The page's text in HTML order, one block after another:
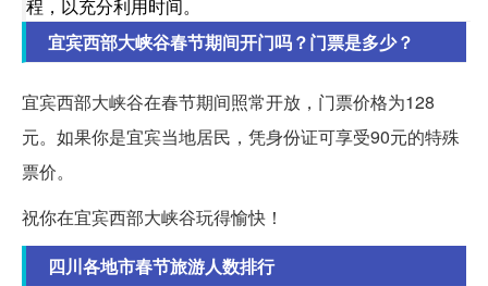
程，以充分利用时间。
宜宾西部大峡谷春节期间开门吗？门票是多少？
宜宾西部大峡谷在春节期间照常开放，门票价格为128
元。如果你是宜宾当地居民，凭身份证可享受90元的特殊
票价。
祝你在宜宾西部大峡谷玩得愉快！
四川各地市春节旅游人数排行